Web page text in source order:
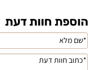
הוספת חוות דעת